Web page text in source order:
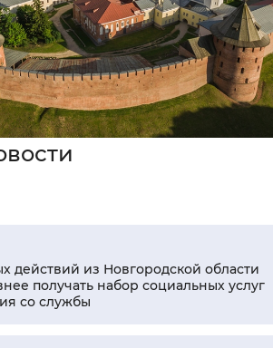
Инверсивный
Синий фон
Изображения
Включены
стандартные настройки
действий из Новгородской области
получать набор социальных услуг
со службы